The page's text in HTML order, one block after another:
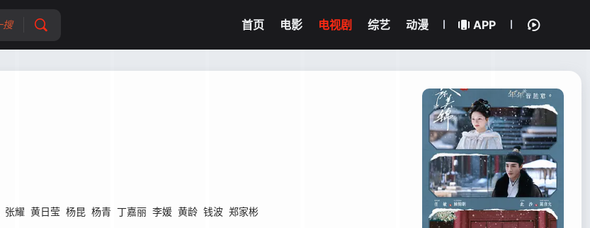
搜 首页 电影 电视剧 综艺 动漫 APP
张耀 黄日莹 杨昆 杨青 丁嘉丽 李媛 黄龄 钱波 郑家彬